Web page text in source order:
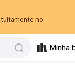
no
Minha